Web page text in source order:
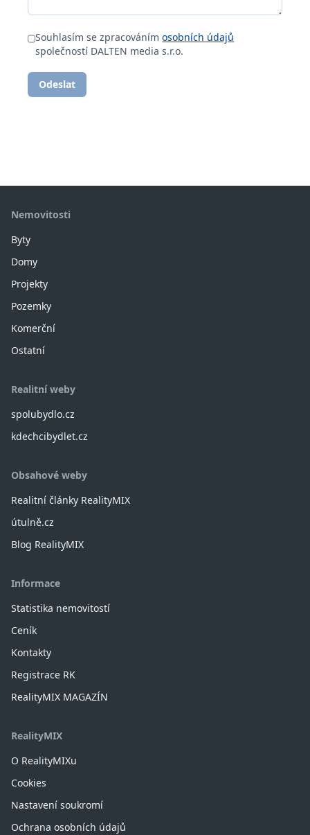
Souhlasím se zpracovánímosobních údajů
společností DALTEN media s.r.o.
Odeslat
Nemovitosti
Byty
Domy
Projekty
Pozemky
Komerční
Ostatní
Realitní weby
spolubydlo.cz
kdechcibydlet.cz
Obsahové weby
Realitní články RealityMIX
útulně.cz
Blog RealityMIX
Informace
Statistika nemovitostí
Ceník
Kontakty
Registrace RK
RealityMIX MAGAZÍN
RealityMIX
O RealityMIXu
Cookies
Nastavení soukromí
Ochrana osobních údajů